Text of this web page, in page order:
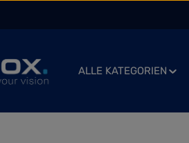
ALLE KATEGORIEN